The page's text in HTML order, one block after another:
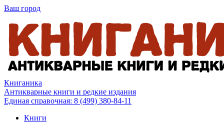
Ваш город
Книганика
Антикварные книги и редкие издания
Единая справочная: 8 (499) 380-84-11
Книги